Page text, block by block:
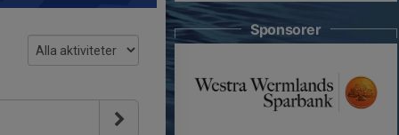
Sponsorer